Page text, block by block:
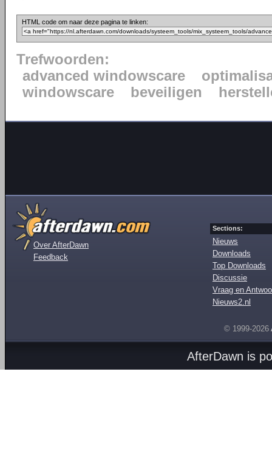
HTML code om naar deze pagina te linken:
Trefwoorden:
advanced windowscare
windowscare
beveiligen
Over AfterDawn
Feedback
Sections:
Nieuws
Downloads
Top Downloads
Discussie
Vraag en
Nieuws2.nl
© 1999-2026
AfterDawn is